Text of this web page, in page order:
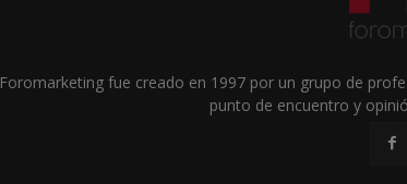
Foromarketing fue creado en 1997 por un grupo de
punto de encuentro y